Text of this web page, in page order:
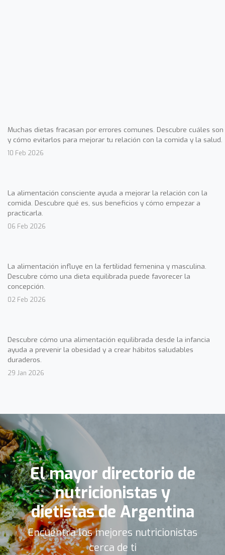
Muchas dietas fracasan por errores comunes. Descubre cuáles son
y cómo evitarlos para mejorar tu relación con la comida y la salud.
10 Feb 2026
La alimentación consciente ayuda a mejorar la relación con la
comida. Descubre qué es, sus beneficios y cómo empezar a
practicarla.
06 Feb 2026
La alimentación influye en la fertilidad femenina y masculina.
Descubre cómo una dieta equilibrada puede favorecer la
concepción.
02 Feb 2026
Descubre cómo una alimentación equilibrada desde la infancia
ayuda a prevenir la obesidad y a crear hábitos saludables
duraderos.
29 Jan 2026
El mayor directorio de
nutricionistas y
dietistas de Argentina
Encuentra los mejores nutricionistas
cerca de ti